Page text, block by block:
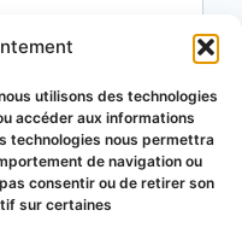
utilisons des technologies
accéder aux informations
technologies nous permettra
de navigation ou
consentir ou de retirer son
sur certaines
website in this
I comment.